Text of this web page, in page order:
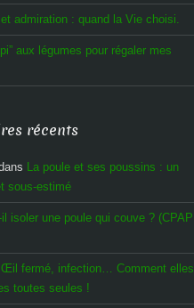
admiration : quand la Vie choisi.
aux légumes pour régaler mes
récents
La poule et ses poussins : un
sous-estimé
il isoler une poule qui couve ? (CPAP
Œil fermé, infection… Comment elles
toutes seules !